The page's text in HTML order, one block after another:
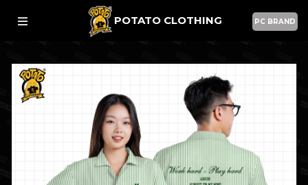
POTATO CLOTHING PC BRAND